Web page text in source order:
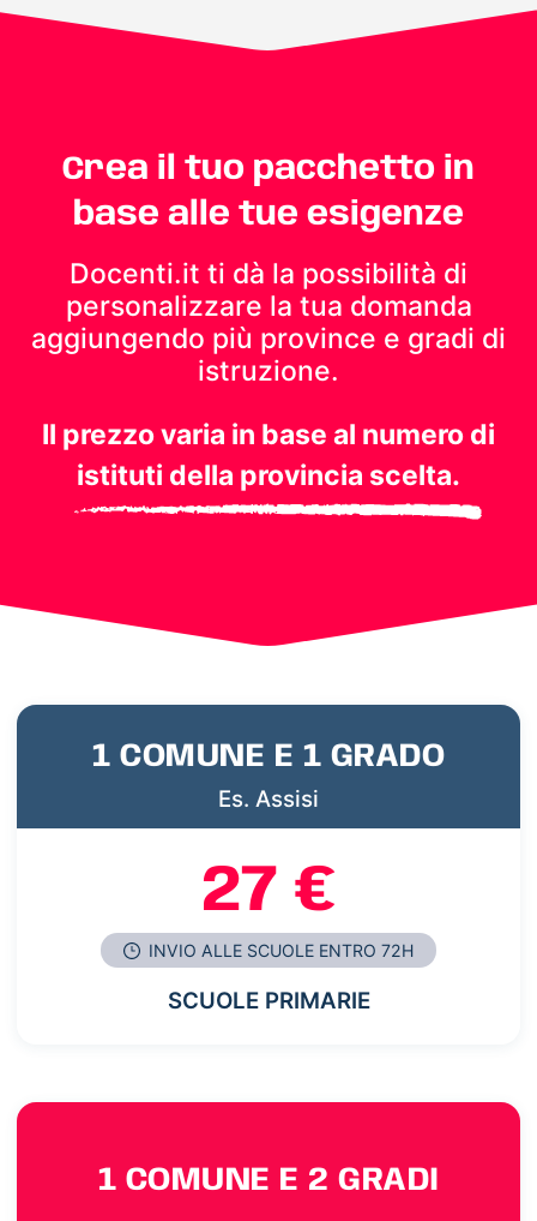
Crea il tuo pacchetto in
base alle tue esigenze
Docenti.it ti dà la possibilità di
personalizzare la tua domanda
aggiungendo più province e gradi di
istruzione.
Il prezzo varia in base al numero di
istituti della provincia scelta.
1 COMUNE E 1 GRADO
Es. Assisi
27 €
INVIO ALLE SCUOLE ENTRO 72H
SCUOLE PRIMARIE
1 COMUNE E 2 GRADI